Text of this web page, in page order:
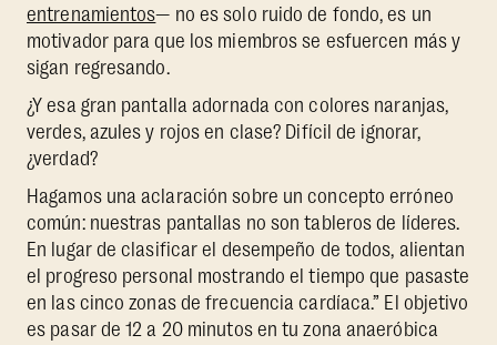
entrenamientos— no es solo ruido de fondo, es un
motivador para que los miembros se esfuercen más y
sigan regresando.
¿Y esa gran pantalla adornada con colores naranjas,
verdes, azules y rojos en clase? Difícil de ignorar,
¿verdad?
Hagamos una aclaración sobre un concepto erróneo
común: nuestras pantallas no son tableros de líderes.
En lugar de clasificar el desempeño de todos, alientan
el progreso personal mostrando el tiempo que pasaste
en las cinco zonas de frecuencia cardíaca.” El objetivo
es pasar de 12 a 20 minutos en tu zona anaeróbica